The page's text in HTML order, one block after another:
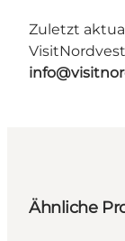
Zuletzt
Ähnliche